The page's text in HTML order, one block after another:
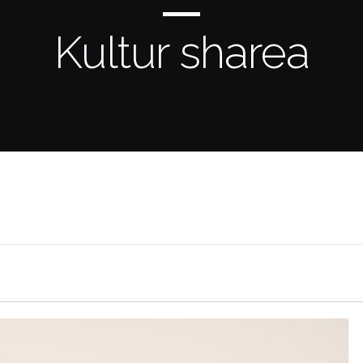
Kultur sharea